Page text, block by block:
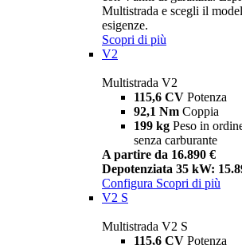
Multistrada e scegli il
esigenze.
Scopri di più
V2
Multistrada V2
115,6 CV Potenza
92,1 Nm Coppia
199 kg Peso in
senza carburante
A partire da 16.890 €
Depotenziata 35 kW:
Configura Scopri di più
V2 S
Multistrada V2 S
115,6 CV Potenza